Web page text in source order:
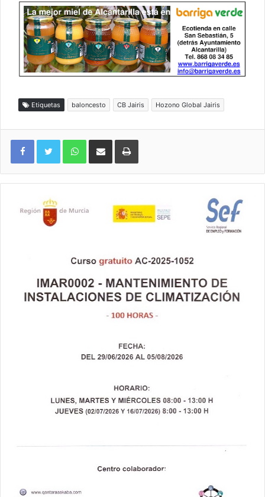
Etiquetas baloncesto CB Jairis Hozono Global Jairis
WhatsAppCompartir por correo electrónicoImprimir